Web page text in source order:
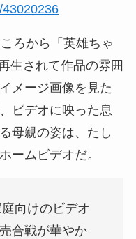
ろから「英雄ちゃ
生されて作品の雰囲
メージ画像を見た
ビデオに映った息
母親の姿は、たし
ームビデオだ。
向けのビデオ
合戦が華やか